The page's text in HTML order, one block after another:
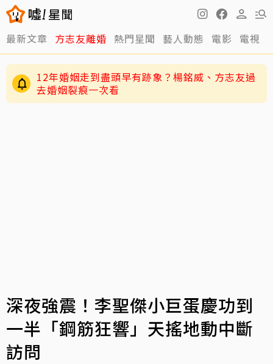
最新文章 方志友離婚 熱門星聞 藝人動態 電影 電視
12年婚姻走到盡頭早有跡象？楊銘威、方志友過
去婚姻裂痕一次看
深夜強震！李聖傑小巨蛋慶功到
一半「鋼筋狂響」天搖地動中斷
訪問